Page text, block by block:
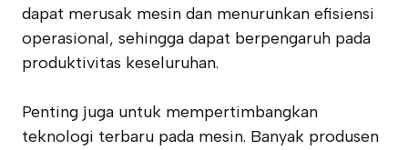
dapat merusak mesin dan menurunkan efisiensi
operasional, sehingga dapat berpengaruh pada
produktivitas keseluruhan.
Penting juga untuk mempertimbangkan
teknologi terbaru pada mesin. Banyak produsen